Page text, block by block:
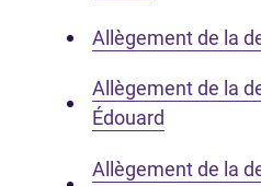
Allègement de la
Allègement de la
Édouard
Allègement de la